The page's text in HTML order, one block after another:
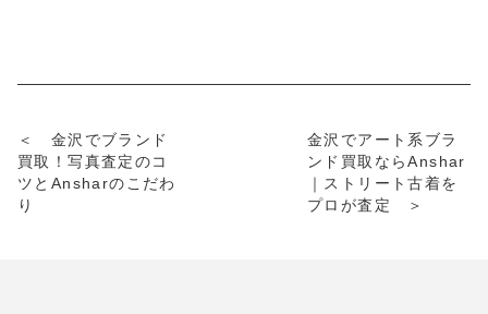
＜ 金沢でブランド
買取！写真査定のコ
ツとAnsharのこだわ
り
金沢でアート系ブラ
ンド買取ならAnshar
｜ストリート古着を
プロが査定 ＞